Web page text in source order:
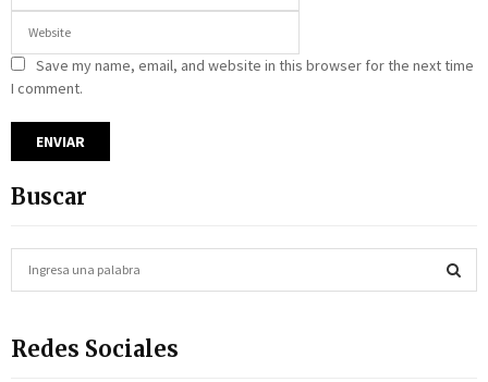
Save my name, email, and website in this browser for the next time
I comment.
Buscar
c
Redes Sociales